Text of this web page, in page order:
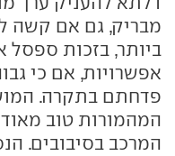
מבריק, גם אם קשה
ביותר, בזכות ספסל
אפשרויות, אם כי
פדחתם בתקרה.
המהמורות טוב
המרכב בסיבובים.